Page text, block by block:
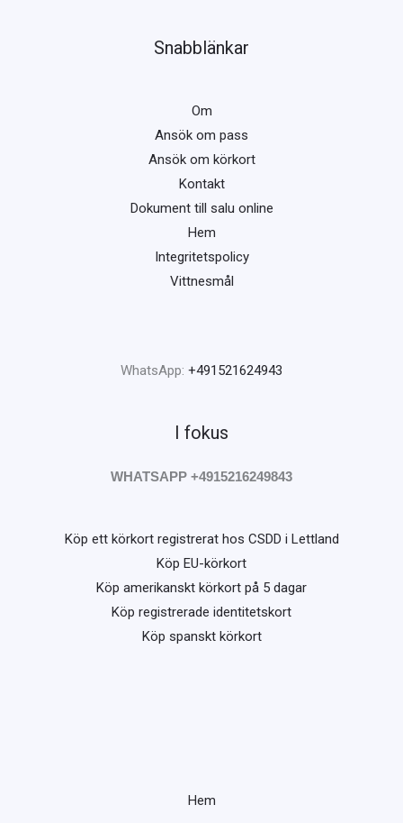
Snabblänkar
Om
Ansök om pass
Ansök om körkort
Kontakt
Dokument till salu online
Hem
Integritetspolicy
Vittnesmål
WhatsApp: +491521624943
I fokus
WHATSAPP +4915216249843
Köp ett körkort registrerat hos CSDD i Lettland
Köp EU-körkort
Köp amerikanskt körkort på 5 dagar
Köp registrerade identitetskort
Köp spanskt körkort
Hem